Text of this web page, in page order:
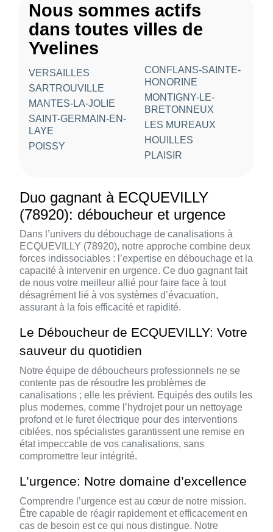
Nous sommes actifs
dans toutes villes de
Yvelines
VERSAILLES
SARTROUVILLE
MANTES-LA-JOLIE
SAINT-GERMAIN-EN-
LAYE
POISSY
CONFLANS-SAINTE-
HONORINE
MONTIGNY-LE-
BRETONNEUX
LES MUREAUX
HOUILLES
PLAISIR
Duo gagnant à ECQUEVILLY
(78920): déboucheur et urgence
Dans l’univers du débouchage de canalisations à
ECQUEVILLY (78920), notre approche combine deux
forces indissociables : l’expertise en débouchage et la
capacité à intervenir en urgence. Ce duo gagnant fait
de nous votre meilleur allié pour faire face à tout
désagrément lié à vos systèmes d’évacuation,
assurant à la fois efficacité et rapidité.
Le Déboucheur de ECQUEVILLY: Votre
sauveur du quotidien
Notre équipe de déboucheurs professionnels ne se
contente pas de résoudre les problèmes de
canalisations ; elle les prévient. Equipés des outils les
plus modernes, comme l’hydrojet pour un nettoyage
profond et le furet électrique pour des interventions
ciblées, nos spécialistes garantissent une remise en
état impeccable de vos canalisations, sans
compromettre leur intégrité.
L’urgence: Notre domaine d’excellence
Comprendre l’urgence est au cœur de notre mission.
Être capable de réagir rapidement et efficacement en
cas de besoin est ce qui nous distingue. Notre